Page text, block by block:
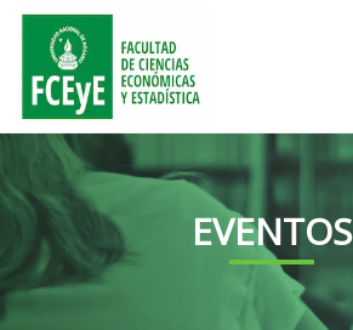
EVENTOS